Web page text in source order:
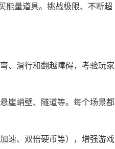
能量道具。挑战极限、不断超
、滑行和翻越障碍，考验玩家
崖峭壁、隧道等。每个场景都
速、双倍硬币等），增强游戏